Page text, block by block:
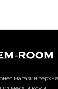
магазин